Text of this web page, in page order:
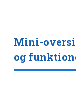
Mini-
og